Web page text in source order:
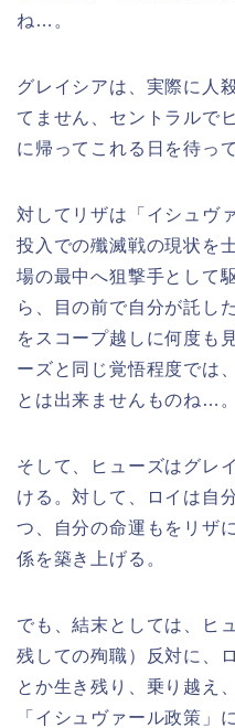
ね…。
グレイシアは、実際に人
てません、セントラルで
に帰ってこれる日を待っ
対してリザは「イシュヴ
投入での殲滅戦の現状を
場の最中へ狙撃手として
ら、目の前で自分が託し
をスコープ越しに何度も
ーズと同じ覚悟程度では
とは出来ませんものね…。
そして、ヒューズはグレ
ける。対して、ロイは自
つ、自分の命運もをリザ
係を築き上げる。
でも、結末としては、ヒ
残しての殉職）反対に、
とか生き残り、乗り越え
「イシュヴァール政策」